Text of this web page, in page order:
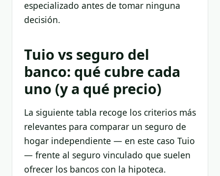
especializado antes de tomar ninguna
decisión.
Tuio vs seguro del
banco: qué cubre cada
uno (y a qué precio)
La siguiente tabla recoge los criterios más
relevantes para comparar un seguro de
hogar independiente — en este caso Tuio
— frente al seguro vinculado que suelen
ofrecer los bancos con la hipoteca.